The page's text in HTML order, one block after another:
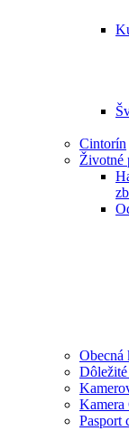
Cintorín
Životné
Obecná
Dôležité
Kamera
Pasport